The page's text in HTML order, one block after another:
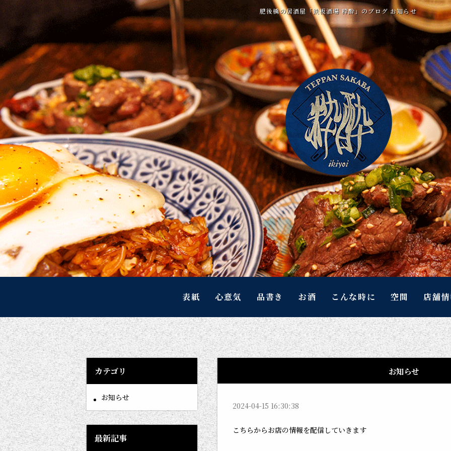
肥後橋の居酒屋「鉄板酒場 粋酔」のブログ お知らせ
表紙 心意気 品書き お酒 こんな時に 空間 店舗
カテゴリ
お知らせ
最新記事
お知らせ
2024-04-15 16:30:38
こちらからお店の情報を配信していきます